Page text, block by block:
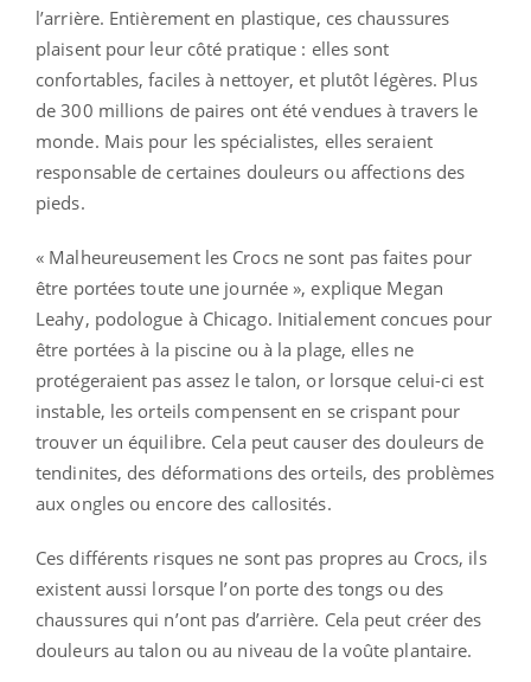
l’arrière. Entièrement en plastique, ces chaussures
plaisent pour leur côté pratique : elles sont
confortables, faciles à nettoyer, et plutôt légères. Plus
de 300 millions de paires ont été vendues à travers le
monde. Mais pour les spécialistes, elles seraient
responsable de certaines douleurs ou affections des
pieds.
« Malheureusement les Crocs ne sont pas faites pour
être portées toute une journée », explique Megan
Leahy, podologue à Chicago. Initialement concues pour
être portées à la piscine ou à la plage, elles ne
protégeraient pas assez le talon, or lorsque celui-ci est
instable, les orteils compensent en se crispant pour
trouver un équilibre. Cela peut causer des douleurs de
tendinites, des déformations des orteils, des problèmes
aux ongles ou encore des callosités.
Ces différents risques ne sont pas propres au Crocs, ils
existent aussi lorsque l’on porte des tongs ou des
chaussures qui n’ont pas d’arrière. Cela peut créer des
douleurs au talon ou au niveau de la voûte plantaire.